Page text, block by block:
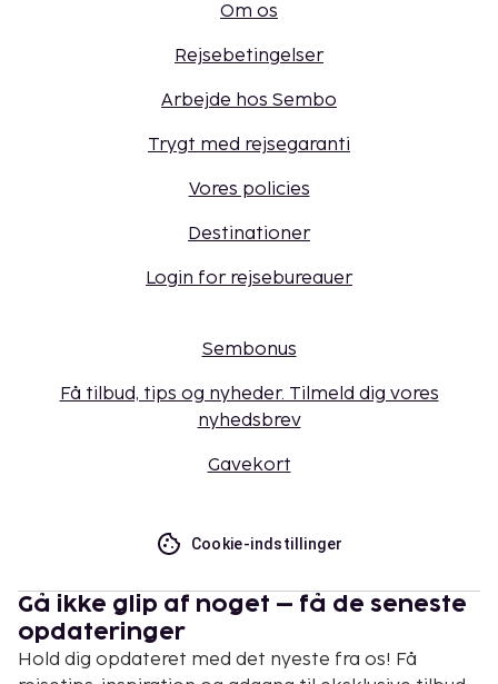
Om os
Rejsebetingelser
Arbejde hos Sembo
Trygt med rejsegaranti
Vores policies
Destinationer
Login for rejsebureauer
Sembonus
Få tilbud, tips og nyheder. Tilmeld dig vores
nyhedsbrev
Gavekort
Cookie-indstillinger
Gå ikke glip af noget – få de seneste
opdateringer
Hold dig opdateret med det nyeste fra os! Få